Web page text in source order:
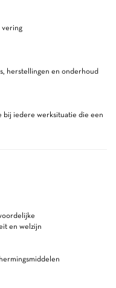
herstellingen en onderhoud
bij iedere werksituatie die een
en welzijn